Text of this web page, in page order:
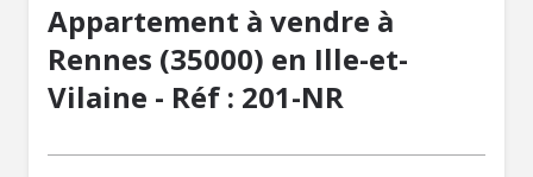
Appartement à vendre à
Rennes (35000) en Ille-et-
Vilaine - Réf : 201-NR